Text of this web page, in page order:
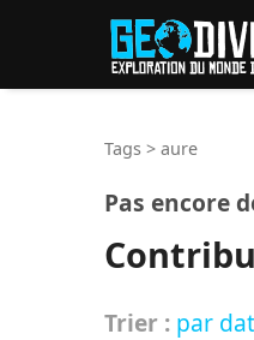
Tags > aure
Pas encore
Trier : par